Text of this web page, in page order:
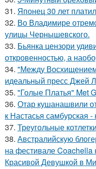
31. Японец 30 лет
32. Во Владимире
улицы Чернышевского.
33. Бьянка цензори
откровенностью, а
34. "Между
идеальный пресс Джей
35. "Голые Платья" Met
36. Отар кушанашвили
к Настасья самбурская
37. Треугольные
38. Австралийскую
на фестивале
Красивой Девушкой в